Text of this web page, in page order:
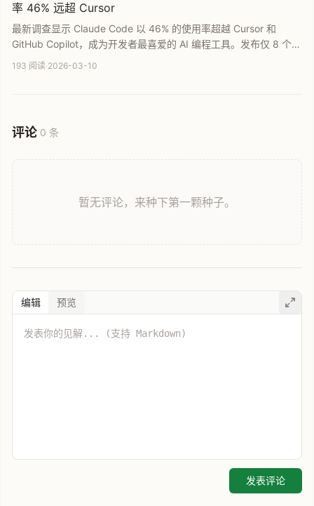
率 46% 远超 Cursor
最新调查显示 Claude Code 以 46% 的使用率超越 Cursor 和
GitHub Copilot，成为开发者最喜爱的 AI 编程工具。发布仅 8 个月
便占据市场领先地位，反映了 AI Agent 在提升编程效率方面的显著
193 阅读·2026-03-10
评论 0 条
暂无评论，来种下第一颗种子。
编辑 预览
发表评论